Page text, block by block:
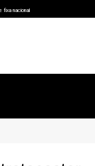
fixa nacional